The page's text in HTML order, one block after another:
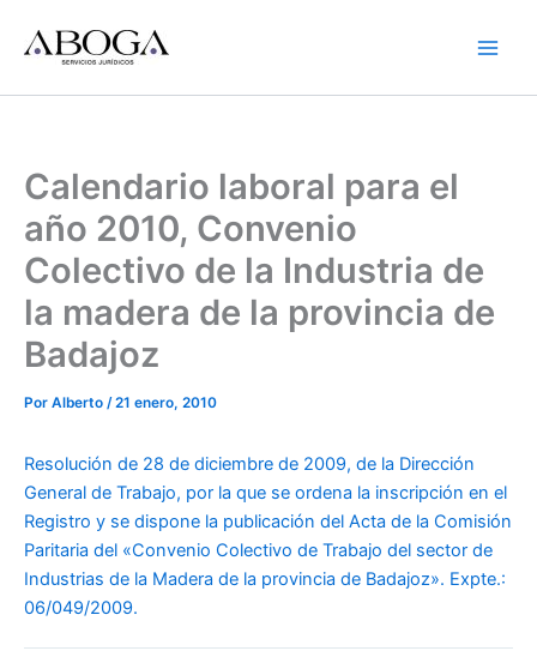
contenido
Calendario laboral para el
año 2010, Convenio
Colectivo de la Industria de
la madera de la provincia de
Badajoz
Por Alberto /21 enero, 2010
Resolución de 28 de diciembre de 2009, de la Dirección
General de Trabajo, por la que se ordena la inscripción en el
Registro y se dispone la publicación del Acta de la Comisión
Paritaria del «Convenio Colectivo de Trabajo del sector de
Industrias de la Madera de la provincia de Badajoz». Expte.:
06/049/2009.